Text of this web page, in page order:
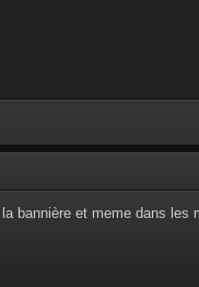
bannière et meme dans